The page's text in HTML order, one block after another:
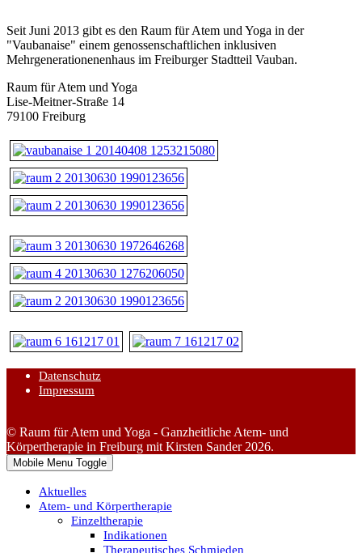
Seit Juni 2013 gibt es den Raum für Atem und Yoga in der
"Vaubanaise" einem genossenschaftlichen inklusiven
Mehrgenerationenenhaus im Freiburger Stadtteil Vauban.
Raum für Atem und Yoga
Lise-Meitner-Straße 14
79100 Freiburg
Datenschutz
Impressum
© Raum für Atem und Yoga - Ganzheitliche Atem- und
Körpertherapie in Freiburg mit Kirsten Sander 2026.
Mobile Menu Toggle
Aktuelles
Atem- und Körpertherapie
Einzeltherapie
Indikationen
Therapeutisches Schmieden